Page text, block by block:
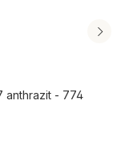
anthrazit - 774
Preis: